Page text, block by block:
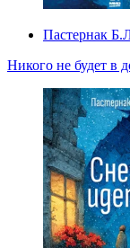
Пастернак
Никого не будет в